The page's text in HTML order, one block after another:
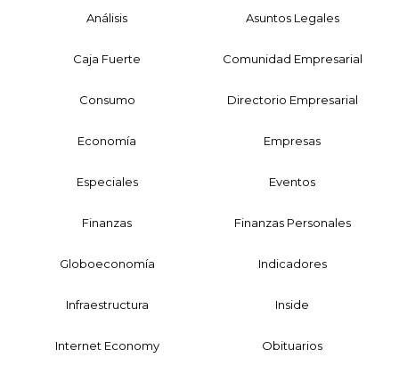
Análisis Asuntos Legales
Caja Fuerte Comunidad Empresarial
Consumo Directorio Empresarial
Economía Empresas
Especiales Eventos
Finanzas Finanzas Personales
Globoeconomía Indicadores
Infraestructura Inside
Internet Economy Obituarios